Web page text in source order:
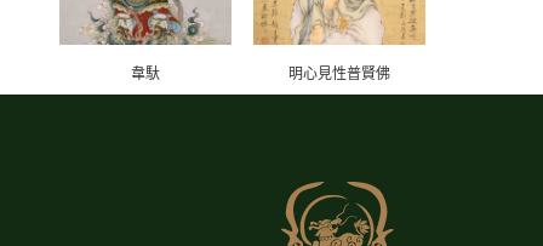
韋馱 明心見性普賢佛